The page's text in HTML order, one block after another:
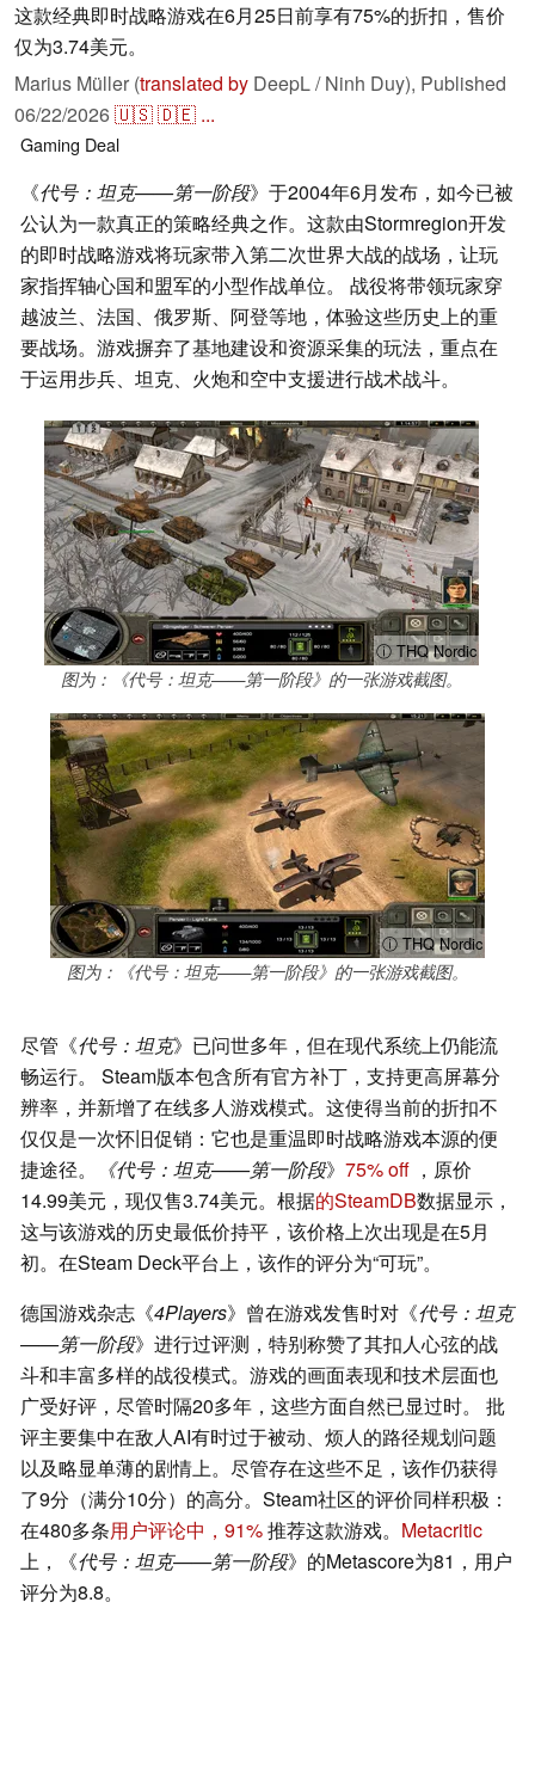
这款经典即时战略游戏在6月25日前享有75%的折扣，售价
仅为3.74美元。
Marius Müller (translated by DeepL / Ninh Duy), Published
06/22/2026🇺🇸🇩🇪 ...
Gaming Deal
《代号：坦克——第一阶段》于2004年6月发布，如今已被
公认为一款真正的策略经典之作。这款由Stormregion开发
的即时战略游戏将玩家带入第二次世界大战的战场，让玩
家指挥轴心国和盟军的小型作战单位。 战役将带领玩家穿
越波兰、法国、俄罗斯、阿登等地，体验这些历史上的重
要战场。游戏摒弃了基地建设和资源采集的玩法，重点在
于运用步兵、坦克、火炮和空中支援进行战术战斗。
ⓘ THQ Nordic
图为：《代号：坦克——第一阶段》的一张游戏截图。
ⓘ THQ Nordic
图为：《代号：坦克——第一阶段》的一张游戏截图。
尽管《代号：坦克》已问世多年，但在现代系统上仍能流
畅运行。 Steam版本包含所有官方补丁，支持更高屏幕分
辨率，并新增了在线多人游戏模式。这使得当前的折扣不
仅仅是一次怀旧促销：它也是重温即时战略游戏本源的便
捷途径。
《代号：坦克——第一阶段》 75% off ，原价
14.99美元，现仅售3.74美元。根据的SteamDB数据显示，
这与该游戏的历史最低价持平，该价格上次出现是在5月
初。在Steam Deck平台上，该作的评分为“可玩”。
德国游戏杂志《4Players》曾在游戏发售时对《代号：坦克
——第一阶段》进行过评测，特别称赞了其扣人心弦的战
斗和丰富多样的战役模式。游戏的画面表现和技术层面也
广受好评，尽管时隔20多年，这些方面自然已显过时。 批
评主要集中在敌人AI有时过于被动、烦人的路径规划问题
以及略显单薄的剧情上。尽管存在这些不足，该作仍获得
了9分（满分10分）的高分。Steam社区的评价同样积极：
在480多条用户评论中，91%推荐这款游戏。 Metacritic
上，《代号：坦克——第一阶段》的Metascore为81，用户
评分为8.8。